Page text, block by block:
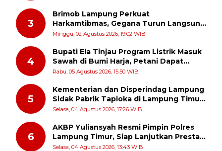
3
Brimob Lampung Perkuat
Harkamtibmas, Gegana Turun Langsung
Patroli Dialogis ke Pasar dan Rumah
Minggu, 02 Agustus 2026, 19:02 WIB
4
Bupati Ela Tinjau Program Listrik Masuk
Sawah di Bumi Harja, Petani Dapat
Subsidi Pemasangan KWH
Rabu, 05 Agustus 2026, 15:50 WIB
5
Kementerian dan Disperindag Lampung
Sidak Pabrik Tapioka di Lampung Timur,
PPUKI Apresiasi Langkah Pengawasan
Selasa, 04 Agustus 2026, 17:26 WIB
6
AKBP Yuliansyah Resmi Pimpin Polres
Lampung Timur, Siap Lanjutkan Prestasi
Gemilang AKBP Heti Patmawati
Selasa, 04 Agustus 2026, 13:43 WIB